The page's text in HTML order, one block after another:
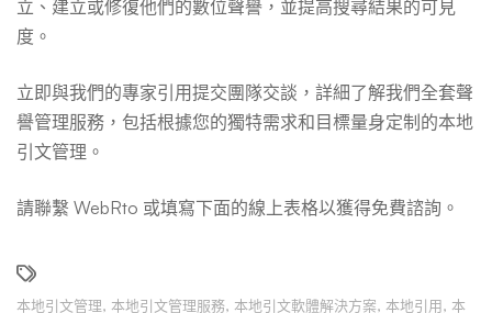
立、建立或修復他們的數位聲譽，並提高搜尋結果的可見
度。
立即與我們的專家引用提交團隊交談，詳細了解我們全套聲
譽管理服務，包括根據您的獨特需求和目標量身定制的本地
引文管理。
請聯繫 WebRto 或填寫下面的線上表格以獲得免費諮詢。
本地引文管理, 本地引文管理服務, 本地引文軟體解決方案, 本地引用, 本